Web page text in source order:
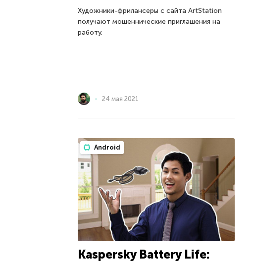
Художники-фрилансеры с сайта ArtStation
получают мошеннические приглашения на
работу.
24 мая 2021
Android
Kaspersky Battery Life: